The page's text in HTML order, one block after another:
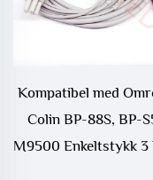
Kompatibel med
Colin BP-88S, BP-
M9500 Enkeltstykk 3